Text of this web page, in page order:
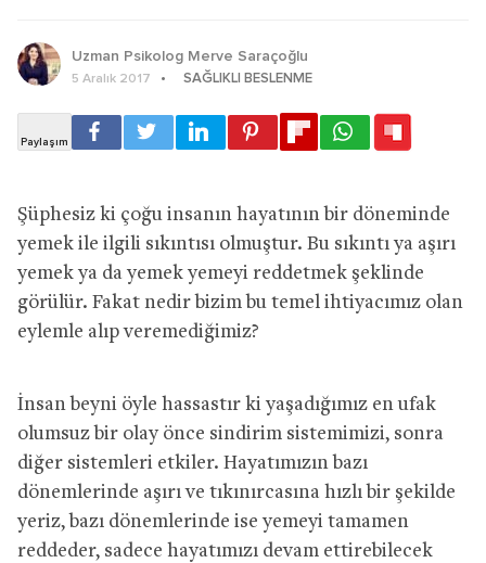
Uzman Psikolog Merve Saraçoğlu
5 Aralık 2017 SAĞLIKLI BESLENME
Şüphesiz ki çoğu insanın hayatının bir döneminde
yemek ile ilgili sıkıntısı olmuştur. Bu sıkıntı ya aşırı
yemek ya da yemek yemeyi reddetmek şeklinde
görülür. Fakat nedir bizim bu temel ihtiyacımız olan
eylemle alıp veremediğimiz?
İnsan beyni öyle hassastır ki yaşadığımız en ufak
olumsuz bir olay önce sindirim sistemimizi, sonra
diğer sistemleri etkiler. Hayatımızın bazı
dönemlerinde aşırı ve tıkınırcasına hızlı bir şekilde
yeriz, bazı dönemlerinde ise yemeyi tamamen
reddeder, sadece hayatımızı devam ettirebilecek